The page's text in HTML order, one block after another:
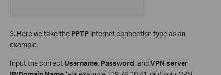
3. Here we take the PPTP internet connection type as an
example.
Input the correct Username, Password, andVPN server